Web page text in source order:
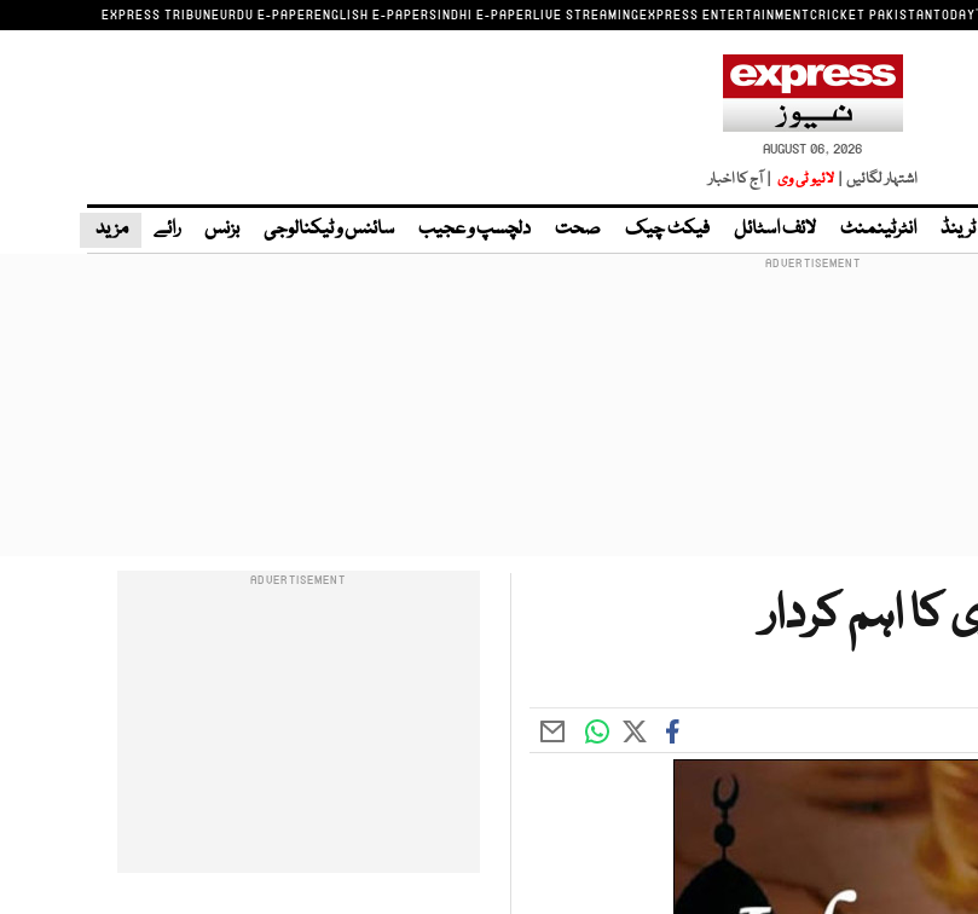
EXPRESS TRIBUNEURDU E-PAPERENGLISH E-PAPERSINDHI E-PAPERLIVE STREAMINGEXPRESS ENTERTAINMENTCRICKET PAKISTAN
AUGUST 06, 2026
اشتہار لگائیں | لائیو ٹی وی | آج کا اخبار
انٹرٹینمنٹ لائف اسٹائل فیکٹ چیک صحت دلچسپ و عجیب سائنس و ٹیکنالوجی بزنس رائے مزید
اہم کردار